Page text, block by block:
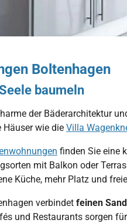
Boltenhagen
Boltenhagen
baumeln
der Bäderarchitektur
wie die Villa
finden Sie eine
mit Balkon oder
Küche, mehr Platz und
verbindet feinen
und Restaurants sorgen